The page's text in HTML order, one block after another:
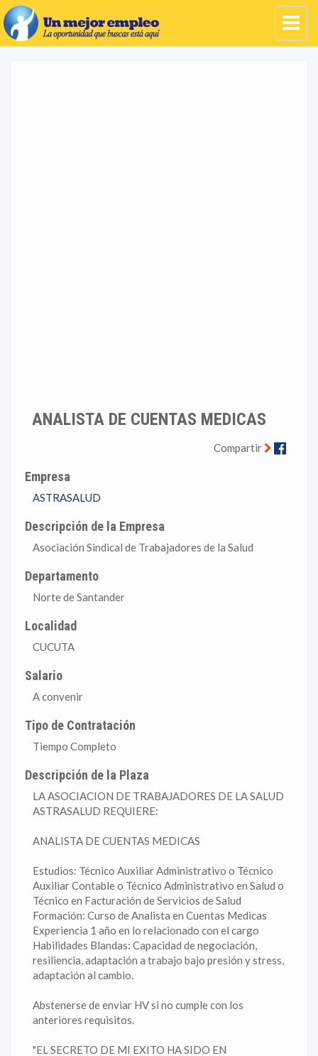
ANALISTA DE CUENTAS MEDICAS
Compartir
Empresa
ASTRASALUD
Descripción de la Empresa
Asociación Sindical de Trabajadores de la Salud
Departamento
Norte de Santander
Localidad
CUCUTA
Salario
A convenir
Tipo de Contratación
Tiempo Completo
Descripción de la Plaza
LA ASOCIACION DE TRABAJADORES DE LA SALUD
ASTRASALUD REQUIERE:
ANALISTA DE CUENTAS MEDICAS
Estudios: Técnico Auxiliar Administrativo o Técnico
Auxiliar Contable o Técnico Administrativo en Salud o
Técnico en Facturación de Servicios de Salud
Formación: Curso de Analista en Cuentas Medicas
Experiencia 1 año en lo relacionado con el cargo
Habilidades Blandas: Capacidad de negociación,
resiliencia, adaptación a trabajo bajo presión y stress,
adaptación al cambio.
Abstenerse de enviar HV si no cumple con los
anteriores requisitos.
"EL SECRETO DE MI EXITO HA SIDO EN